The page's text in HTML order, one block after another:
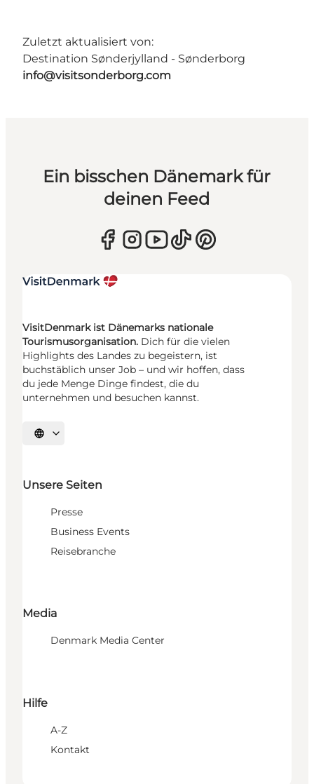
Zuletzt aktualisiert von:
Destination Sønderjylland - Sønderborg
info@visitsonderborg.com
Ein bisschen Dänemark für
deinen Feed
VisitDenmark ist Dänemarks nationale
Tourismusorganisation. Dich für die vielen
Highlights des Landes zu begeistern, ist
buchstäblich unser Job – und wir hoffen, dass
du jede Menge Dinge findest, die du
unternehmen und besuchen kannst.
Sprache auswählen
Unsere Seiten
Presse
Business Events
Reisebranche
Media
Denmark Media Center
Hilfe
A-Z
Kontakt